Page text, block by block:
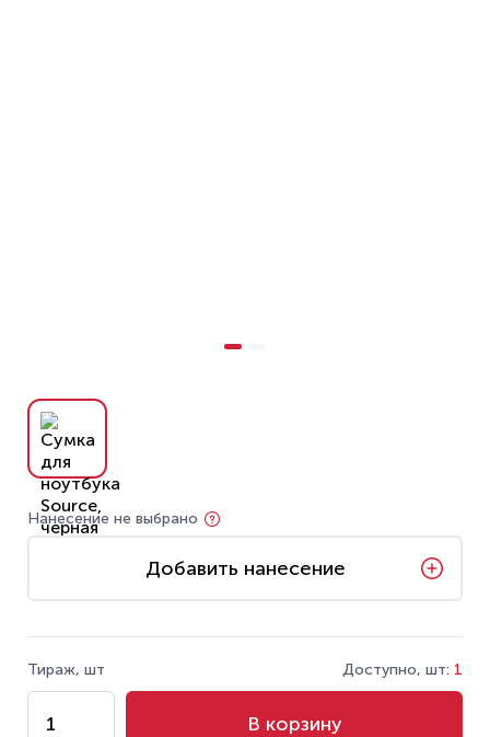
Нанесение не выбрано
Добавить нанесение
Тираж, шт Доступно, шт: 1
В корзину